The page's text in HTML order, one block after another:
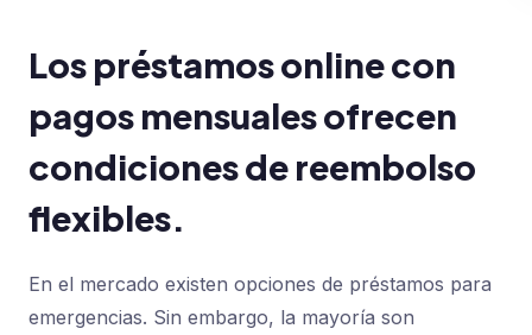
Los préstamos online con
pagos mensuales ofrecen
condiciones de reembolso
flexibles.
En el mercado existen opciones de préstamos para
emergencias. Sin embargo, la mayoría son